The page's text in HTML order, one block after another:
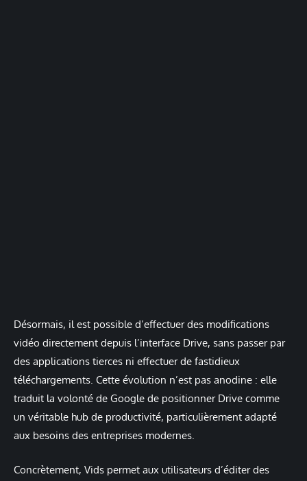
Désormais, il est possible d’effectuer des modifications
vidéo directement depuis l’interface Drive, sans passer par
des applications tierces ni effectuer de fastidieux
téléchargements. Cette évolution n’est pas anodine : elle
traduit la volonté de Google de positionner Drive comme
un véritable hub de productivité, particulièrement adapté
aux besoins des entreprises modernes.
Concrètement, Vids permet aux utilisateurs d’éditer des